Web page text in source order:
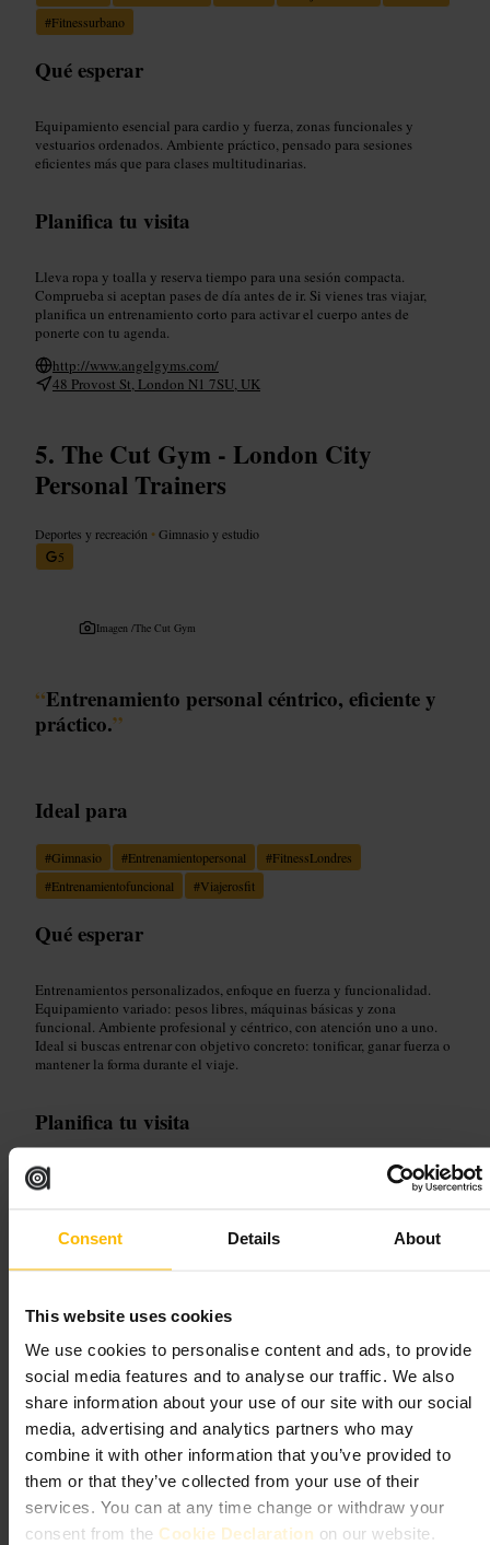
Consent Details About
This website uses cookies
We use cookies to personalise content and ads, to provide
social media features and to analyse our traffic. We also
share information about your use of our site with our social
media, advertising and analytics partners who may
combine it with other information that you’ve provided to
them or that they’ve collected from your use of their
services. You can at any time change or withdraw your
consent from the Cookie Declaration on our website.
#Fitnessurbano
Qué esperar
Equipamiento esencial para cardio y fuerza, zonas funcionales y
vestuarios ordenados. Ambiente práctico, pensado para sesiones
eficientes más que para clases multitudinarias.
Planifica tu visita
Lleva ropa y toalla y reserva tiempo para una sesión compacta.
Comprueba si aceptan pases de día antes de ir. Si vienes tras viajar,
planifica un entrenamiento corto para activar el cuerpo antes de
ponerte con tu agenda.
http://www.angelgyms.com/
48 Provost St, London N1 7SU, UK
The Cut Gym - London City
Personal Trainers
Deportes y recreación •Gimnasio y estudio
5
Imagen /The Cut Gym
“Entrenamiento personal céntrico, eficiente y
práctico.”
Ideal para
#Gimnasio #Entrenamientopersonal #FitnessLondres
#Entrenamientofuncional #Viajerosfit
Qué esperar
Entrenamientos personalizados, enfoque en fuerza y funcionalidad.
Equipamiento variado: pesos libres, máquinas básicas y zona
funcional. Ambiente profesional y céntrico, con atención uno a uno.
Ideal si buscas entrenar con objetivo concreto: tonificar, ganar fuerza o
mantener la forma durante el viaje.
Planifica tu visita
Reserva la sesión con antelación, especialmente si vas en hora punta.
Lleva ropa deportiva, zapatillas de interior, toalla y agua. Llegar 10
entrenador. Pregunta por sesiones de evaluación para recibir un plan
Victus Soul Aldgate
Deportes y Recreación•Gimnasio y Estudio
4,4
Imagen / VICTUS SOUL